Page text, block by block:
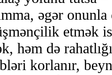
əgər
etmək
həm də
korlanır,